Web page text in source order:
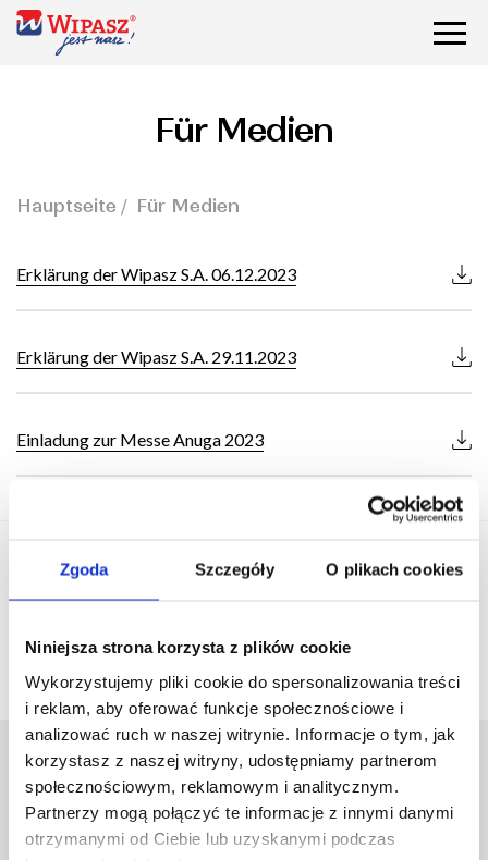
Zgoda Szczegóły O plikach cookies
Niniejsza strona korzysta z plików cookie
Wykorzystujemy pliki cookie do spersonalizowania treści
i reklam, aby oferować funkcje społecznościowe i
analizować ruch w naszej witrynie. Informacje o tym, jak
korzystasz z naszej witryny, udostępniamy partnerom
społecznościowym, reklamowym i analitycznym.
Partnerzy mogą połączyć te informacje z innymi danymi
otrzymanymi od Ciebie lub uzyskanymi podczas
Für Medien
Hauptseite Für Medien
Erklärung der Wipasz S.A. 06.12.2023
Erklärung der Wipasz S.A. 29.11.2023
Einladung zur Messe Anuga 2023